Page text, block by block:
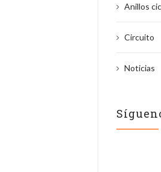
Anillos
Circuito
Noticias